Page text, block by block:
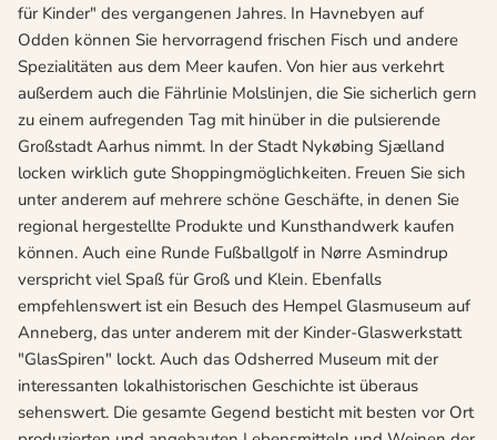
für Kinder" des vergangenen Jahres. In Havnebyen auf
Odden können Sie hervorragend frischen Fisch und andere
Spezialitäten aus dem Meer kaufen. Von hier aus verkehrt
außerdem auch die Fährlinie Molslinjen, die Sie sicherlich gern
zu einem aufregenden Tag mit hinüber in die pulsierende
Großstadt Aarhus nimmt. In der Stadt Nykøbing Sjælland
locken wirklich gute Shoppingmöglichkeiten. Freuen Sie sich
unter anderem auf mehrere schöne Geschäfte, in denen Sie
regional hergestellte Produkte und Kunsthandwerk kaufen
können. Auch eine Runde Fußballgolf in Nørre Asmindrup
verspricht viel Spaß für Groß und Klein. Ebenfalls
empfehlenswert ist ein Besuch des Hempel Glasmuseum auf
Anneberg, das unter anderem mit der Kinder-Glaswerkstatt
"GlasSpiren" lockt. Auch das Odsherred Museum mit der
interessanten lokalhistorischen Geschichte ist überaus
sehenswert. Die gesamte Gegend besticht mit besten vor Ort